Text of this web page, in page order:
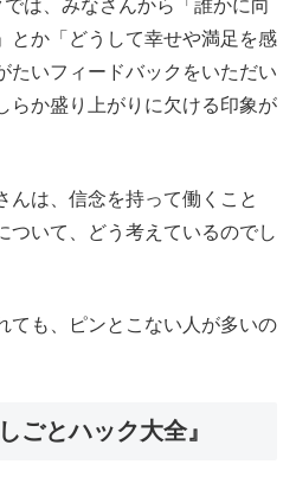
は、みなさんから「誰かに向
とか「どうして幸せや満足を感
たいフィードバックをいただい
らか盛り上がりに欠ける印象が
んは、信念を持って働くこと
ついて、どう考えているのでし
ても、ピンとこない人が多いの
ごとハック大全』